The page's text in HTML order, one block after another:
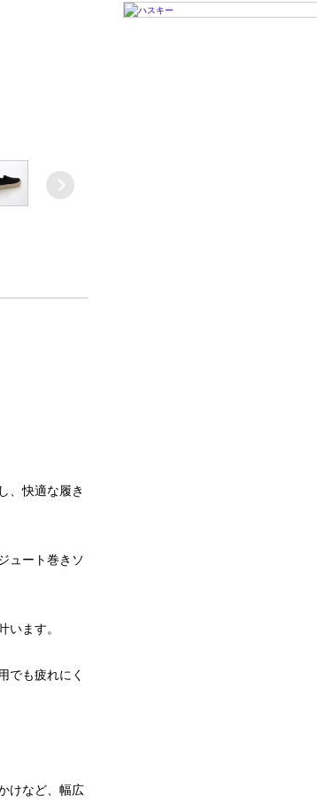
、快適な履き
ュート巻きソ
います。
でも疲れにく
けなど、幅広